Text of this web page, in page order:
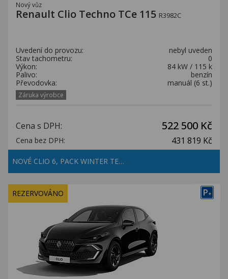
Nový vůz
Renault Clio Techno TCe 115 R3982C
Uvedení do provozu:
nebyl uveden
Stav tachometru:
0
Výkon:
84 kW / 115 k
Palivo:
benzín
Převodovka:
manuál (6 st.)
Záruka výrobce
Cena s DPH: 522 500 Kč
Cena bez DPH: 431 819 Kč
NOVÉ CLIO 6, PACK WINTER TE…
P+
REZERVOVÁNO